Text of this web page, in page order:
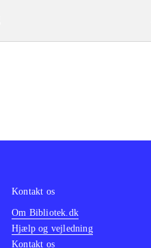
Kontakt os
Om Bibliotek.dk
Hjælp og vejledning
Kontakt os